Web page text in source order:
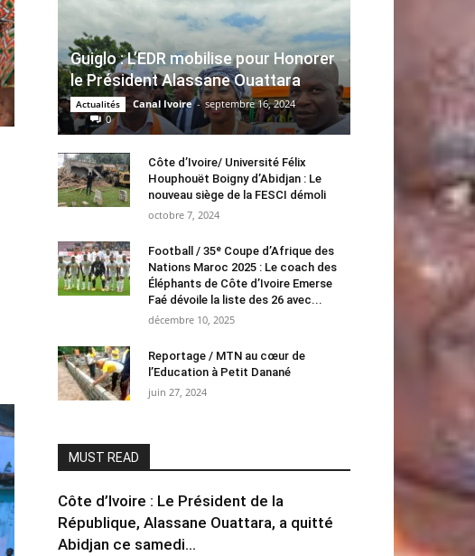
Guiglo : L’EDR mobilise pour Honorer
le Président Alassane Ouattara
Actualités Canal Ivoire - septembre 16, 2024
0
Côte d’Ivoire/ Université Félix
Houphouët Boigny d’Abidjan : Le
nouveau siège de la FESCI démoli
octobre 7, 2024
Football / 35ᵉ Coupe d’Afrique des
Nations Maroc 2025 : Le coach des
Éléphants de Côte d’Ivoire Emerse
Faé dévoile la liste des 26 avec...
décembre 10, 2025
Reportage / MTN au cœur de
l’Education à Petit Danané
juin 27, 2024
MUST READ
Côte d’Ivoire : Le Président de la
République, Alassane Ouattara, a quitté
Abidjan ce samedi...